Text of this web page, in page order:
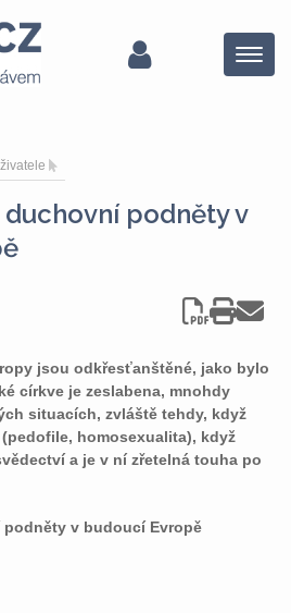
Menu
podněty v
jsou odkřesťanštěné, jako bylo
církve je zeslabena, mnohdy
situacích, zvláště tehdy, když
homosexualita), když
a je v ní zřetelná touha po
v budoucí Evropě